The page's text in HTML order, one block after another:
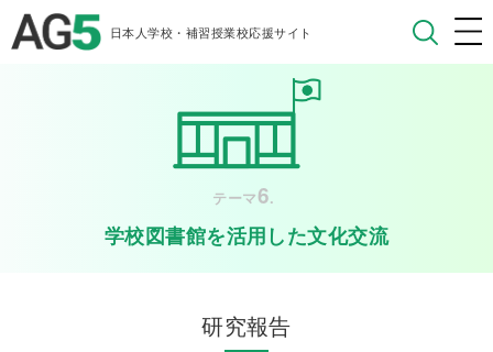
日本人学校・補習授業校応援サイト
テーマ6.
学校図書館を活用した文化交流
研究報告